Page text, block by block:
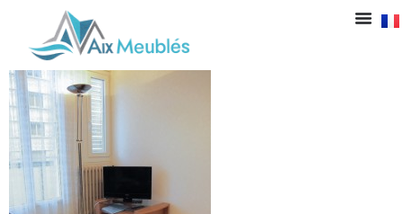
IMG_7791